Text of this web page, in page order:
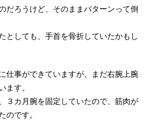
だろうけど、そのままバターンって倒
としても、手首を骨折していたかもし
仕事ができていますが、まだ右腕上腕
ます。
３カ月腕を固定していたので、筋肉が
のです。